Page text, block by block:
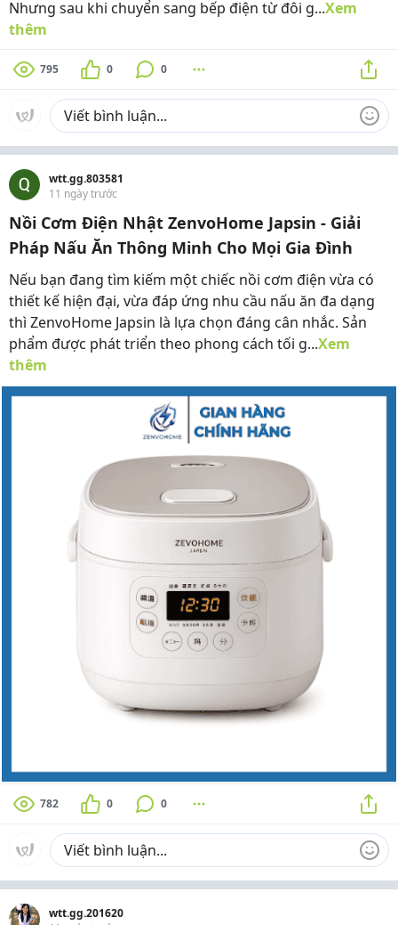
Nhưng sau khi chuyển sang bếp điện từ đôi g...Xem
thêm
795 0 0
wtt.gg.803581
11 ngày trước
Nồi Cơm Điện Nhật ZenvoHome Japsin - Giải
Pháp Nấu Ăn Thông Minh Cho Mọi Gia Đình
Nếu bạn đang tìm kiếm một chiếc nồi cơm điện vừa có
thiết kế hiện đại, vừa đáp ứng nhu cầu nấu ăn đa dạng
thì ZenvoHome Japsin là lựa chọn đáng cân nhắc. Sản
phẩm được phát triển theo phong cách tối g...Xem
thêm
782 0 0
wtt.gg.201620